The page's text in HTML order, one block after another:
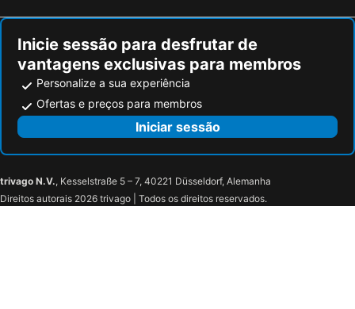
Inicie sessão para desfrutar de
vantagens exclusivas para membros
Personalize a sua experiência
Ofertas e preços para membros
Iniciar sessão
trivago N.V., Kesselstraße 5 – 7, 40221 Düsseldorf, Alemanha
Direitos autorais 2026 trivago | Todos os direitos reservados.